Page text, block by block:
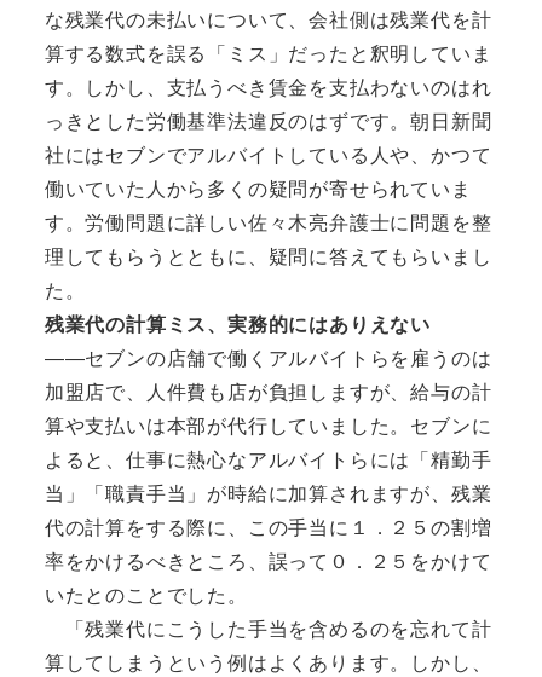
な残業代の未払いについて、会社側は残業代を計
算する数式を誤る「ミス」だったと釈明していま
す。しかし、支払うべき賃金を支払わないのはれ
っきとした労働基準法違反のはずです。朝日新聞
社にはセブンでアルバイトしている人や、かつて
働いていた人から多くの疑問が寄せられていま
す。労働問題に詳しい佐々木亮弁護士に問題を整
理してもらうとともに、疑問に答えてもらいまし
た。
残業代の計算ミス、実務的にはありえない
――セブンの店舗で働くアルバイトらを雇うのは
加盟店で、人件費も店が負担しますが、給与の計
算や支払いは本部が代行していました。セブンに
よると、仕事に熱心なアルバイトらには「精勤手
当」「職責手当」が時給に加算されますが、残業
代の計算をする際に、この手当に１．２５の割増
率をかけるべきところ、誤って０．２５をかけて
いたとのことでした。
「残業代にこうした手当を含めるのを忘れて計
算してしまうという例はよくあります。しかし、